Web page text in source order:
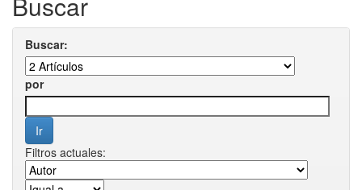
Buscar:
por
Filtros actuales: